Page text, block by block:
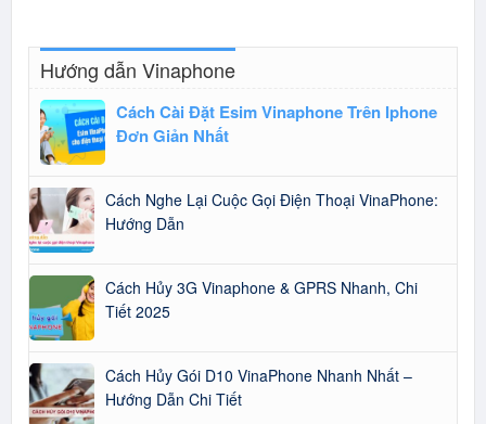
Hướng dẫn Vinaphone
Cách Cài Đặt Esim Vinaphone Trên Iphone
Đơn Giản Nhất
Cách Nghe Lại Cuộc Gọi Điện Thoại VinaPhone:
Hướng Dẫn
Cách Hủy 3G Vinaphone & GPRS Nhanh, Chi
Tiết 2025
Cách Hủy Gói D10 VinaPhone Nhanh Nhất –
Hướng Dẫn Chi Tiết